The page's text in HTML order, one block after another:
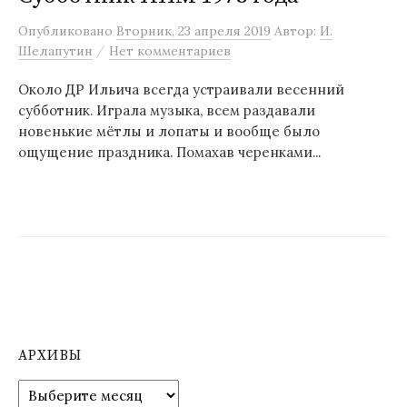
м
у
Опубликовано Вторник, 23 апреля 2019 Автор: И.
Шелапутин / Нет комментариев
Около ДР Ильича всегда устраивали весенний
субботник. Играла музыка, всем раздавали
новенькие мётлы и лопаты и вообще было
ощущение праздника. Помахав черенками...
АРХИВЫ